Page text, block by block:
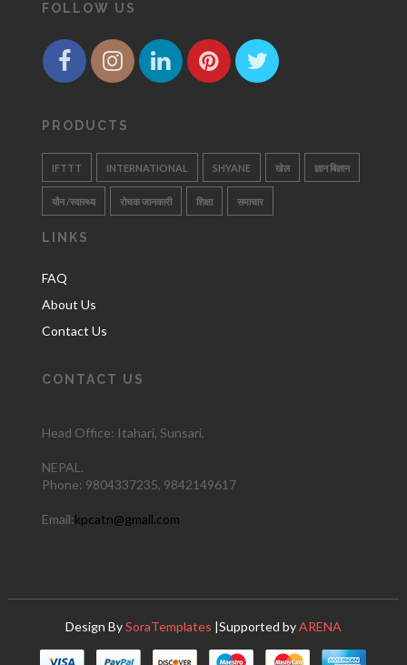
FOLLOW US
PRODUCTS
IFTTT INTERNATIONAL SHYANE खेल ज्ञान बिज्ञान
यौन /स्वास्थ्य रोचक जानकारी शिक्षा समाचार
LINKS
FAQ
About Us
Contact Us
CONTACT US
Head Office: Itahari, Sunsari,
NEPAL.
Phone: 9804337235, 9842149617
Email:kpcatn@gmail.com
Design BySoraTemplates |Supported byARENA